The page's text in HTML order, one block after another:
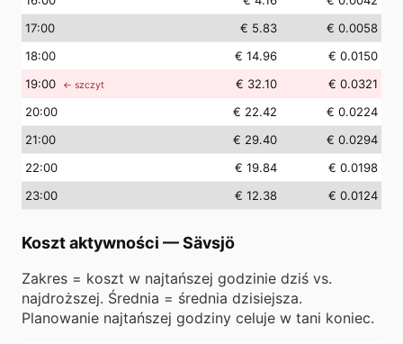
17:00 € 5.83
€ 0.0058
18:00 € 14.96
€ 0.0150
19:00 ← szczyt € 32.10
€ 0.0321
20:00 € 22.42
€ 0.0224
21:00 € 29.40
€ 0.0294
22:00 € 19.84
€ 0.0198
23:00 € 12.38 € 0.0124
Koszt aktywności —Sävsjö
Zakres = koszt w najtańszej godzinie dziś vs.
najdroższej. Średnia = średnia dzisiejsza.
Planowanie najtańszej godziny celuje w tani koniec.